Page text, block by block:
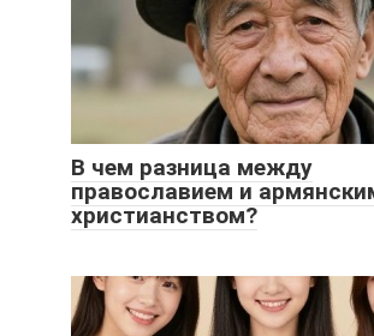
В чем разница между
православием и
христианством?